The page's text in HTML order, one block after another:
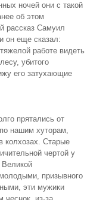
ночей они с такой
об этом
рассказ Самуил
он еще сказал:
работе видеть
убитого
его затухающие
прятались от
нашим хуторам,
колхозах. Старые
чертой у
призывного
эти мужики